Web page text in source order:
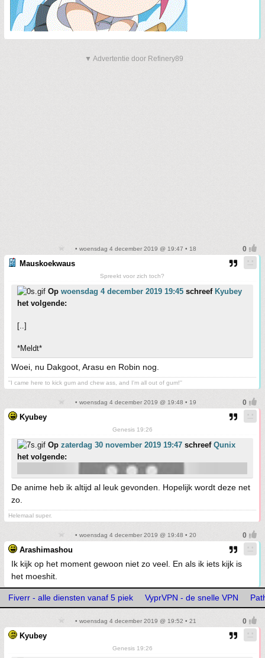
▼ Advertentie door Refinery89
• woensdag 4 december 2019 @ 19:47 • 18
Mauskoekwaus
Spreekt voor zich toch?
Op woensdag 4 december 2019 19:45 schreef Kyubey
het volgende:
[..]
*Meldt*
Woei, nu Dakgoot, Arasu en Robin nog.
''I came here to kick gum and chew ass, and I'm all out of gum!''
• woensdag 4 december 2019 @ 19:48 • 19
Kyubey
Genesis 19:26
Op zaterdag 30 november 2019 19:47 schreef Qunix
het volgende:
De anime heb ik altijd al leuk gevonden. Hopelijk wordt deze net
zo.
Helemaal super.
• woensdag 4 december 2019 @ 19:48 • 20
Arashimashou
Ik kijk op het moment gewoon niet zo veel. En als ik iets kijk is
het moeshit.
Fiverr - alle diensten vanaf 5 piek VyprVPN - de snelle VPN
• woensdag 4 december 2019 @ 19:52 • 21
Kyubey
Genesis 19:26